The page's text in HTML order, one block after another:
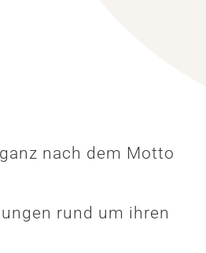
nach dem Motto
rund um ihren